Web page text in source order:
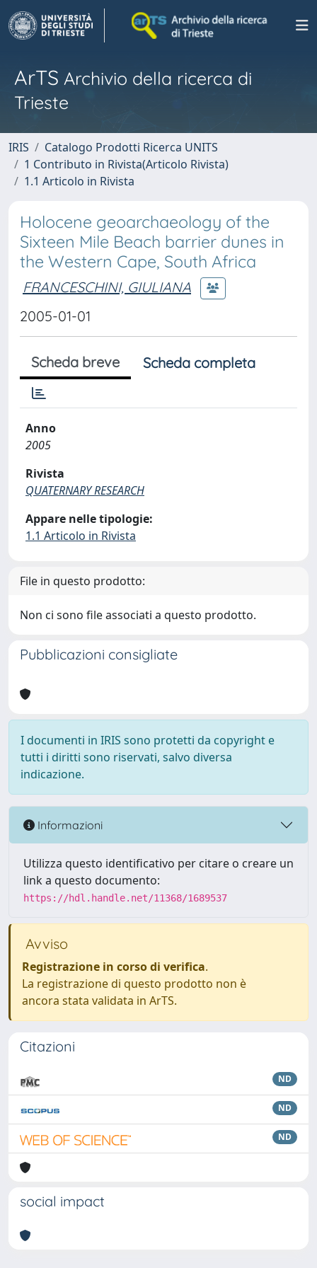
ArTS Archivio della ricerca di
Trieste
IRIS
Catalogo Prodotti Ricerca UNITS
1 Contributo in Rivista(Articolo Rivista)
1.1 Articolo in Rivista
Holocene geoarchaeology of the
Sixteen Mile Beach barrier dunes in
the Western Cape, South Africa
FRANCESCHINI, GIULIANA
2005-01-01
Scheda breve Scheda completa
Anno
2005
Rivista
QUATERNARY RESEARCH
Appare nelle tipologie:
1.1 Articolo in Rivista
File in questo prodotto:
Non ci sono file associati a questo prodotto.
Pubblicazioni consigliate
I documenti in IRIS sono protetti da copyright e
tutti i diritti sono riservati, salvo diversa
indicazione.
Informazioni
Utilizza questo identificativo per citare o creare un
link a questo documento:
https://hdl.handle.net/11368/1689537
Avviso
Registrazione in corso di verifica.
La registrazione di questo prodotto non è
ancora stata validata in ArTS.
Citazioni
ND
ND
ND
social impact